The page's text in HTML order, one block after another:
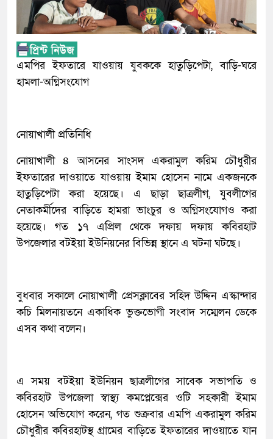
এমপির ইফতারে যাওয়ায় যুবককে হাতুড়িপেটা, বাড়ি-ঘরে
হামলা-অগ্নিসংযোগ
নোয়াখালী প্রতিনিধি
নোয়াখালী ৪ আসনের সাংসদ একরামুল করিম চৌধুরীর
ইফতারের দাওয়াতে যাওয়ায় ইমাম হোসেন নামে একজনকে
হাতুড়িপেটা করা হয়েছে। এ ছাড়া ছাত্রলীগ, যুবলীগের
নেতাকর্মীদের বাড়িতে হামরা ভাংচুর ও অগ্নিসংযোগও করা
হয়েছে। গত ১৭ এপ্রিল থেকে দফায় দফায় কবিরহাট
উপজেলার বটইয়া ইউনিয়নের বিভিন্ন স্থানে এ ঘটনা ঘটছে।
বুধবার সকালে নোয়াখালী প্রেসক্লাবের সহিদ উদ্দিন এস্কান্দার
কচি মিলনায়তনে একাধিক ভুক্তভোগী সংবাদ সম্মেলন ডেকে
এসব কথা বলেন।
এ সময় বটইয়া ইউনিয়ন ছাত্রলীগের সাবেক সভাপতি ও
কবিরহাট উপজেলা স্বাস্থ্য কমপ্লেক্সের ওটি সহকারী ইমাম
হোসেন অভিযোগ করেন, গত শুক্রবার এমপি একরামুল করিম
চৌধুরীর কবিরহাটস্থ গ্রামের বাড়িতে ইফতারের দাওয়াতে যান